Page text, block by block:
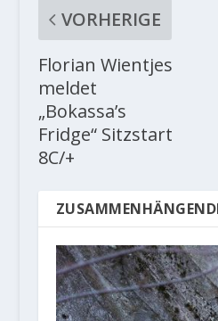
VORHERIGE
Florian Wientjes
meldet
„Bokassa’s
Fridge“ Sitzstart
8C/+